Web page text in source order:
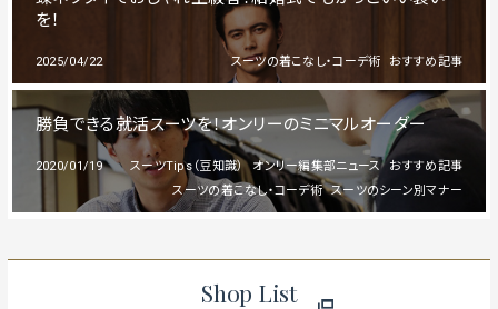
を！
2025/04/22 おすすめ記事
スーツの着こなし・コーデ術
勝負できる就活スーツを！オンリーのミニマルオーダー
2020/01/19 おすすめ記事
オンリー編集部ニュース
スーツTips（豆知識）
スーツのシーン別マナー
スーツの着こなし・コーデ術
Shop List